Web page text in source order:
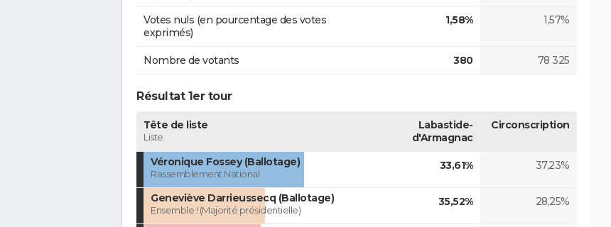
Votes nuls (en pourcentage des votes
exprimés)
1,58% 1,57%
Nombre de votants 380 78 325
Résultat 1er tour
Tête de liste
Liste
Labastide-
d'Armagnac
Circonscription
Véronique Fossey (Ballotage)
Rassemblement National
33,61% 37,23%
Geneviève Darrieussecq (Ballotage)
Ensemble ! (Majorité présidentielle)
35,52% 28,25%